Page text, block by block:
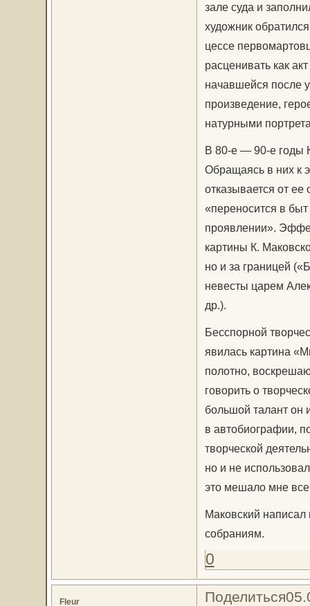
зале суда и
художник
цессе
расценивать как
начавшейся после
произведение,
натурными
В 80-е — 90-е годы
Обращаясь в них к
отказывается от ее
«переносится в
проявлении».
картины К.
но и за границей
невесты царем
др.).
Бесспорной
явилась картина
полотно,
говорить о
большой талант он
в автобиографии,
творческой
но и не
это мешало мне
Маковский
собраниям.
0
Поделиться
Fleur